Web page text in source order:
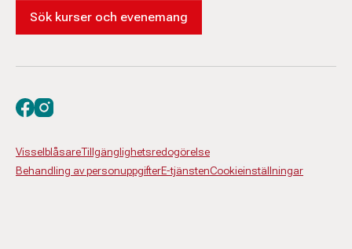
Sök kurser och evenemang
VisselblåsareTillgänglighetsredogörelse
Behandling av personuppgifterE-tjänstenCookieinställningar
Besök oss på facebook
Besök oss på instagram